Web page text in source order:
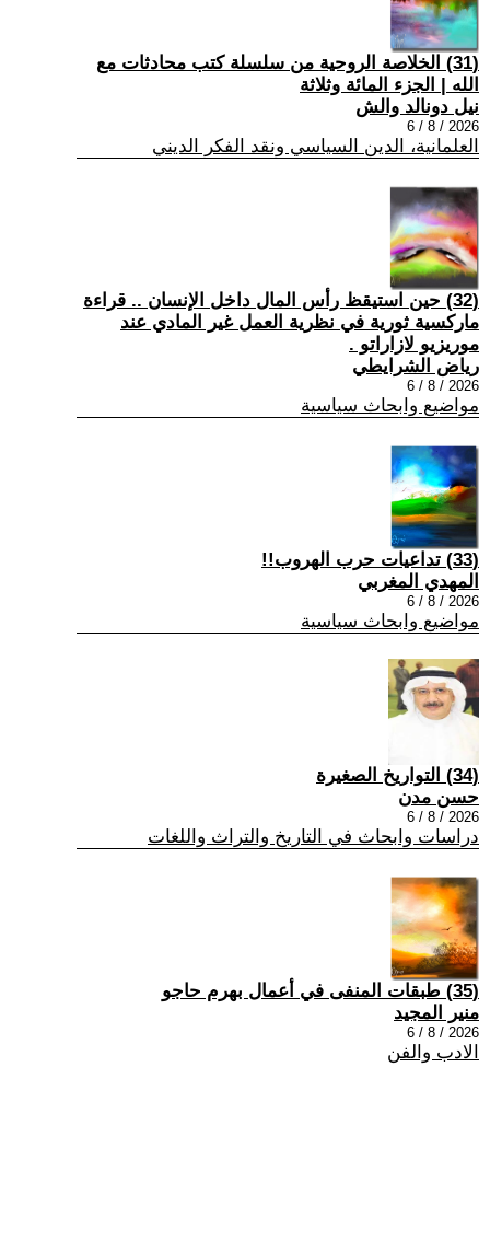
(31) الخلاصة الروحية من سلسلة كتب محادثات مع
الله | الجزء المائة وثلاثة
نيل دونالد والش
2026 / 8 / 6
العلمانية، الدين السياسي ونقد الفكر الديني
(32) حين استيقظ رأس المال داخل الإنسان .. قراءة
ماركسية ثورية في نظرية العمل غير المادي عند
موريزيو لازاراتو .
رياض الشرايطي
2026 / 8 / 6
مواضيع وابحاث سياسية
(33) تداعيات حرب الهروب!!
المهدي المغربي
2026 / 8 / 6
مواضيع وابحاث سياسية
(34) التواريخ الصغيرة
حسن مدن
2026 / 8 / 6
دراسات وابحاث في التاريخ والتراث واللغات
(35) طبقات المنفى في أعمال بهرم حاجو
منير المجيد
2026 / 8 / 6
الادب والفن